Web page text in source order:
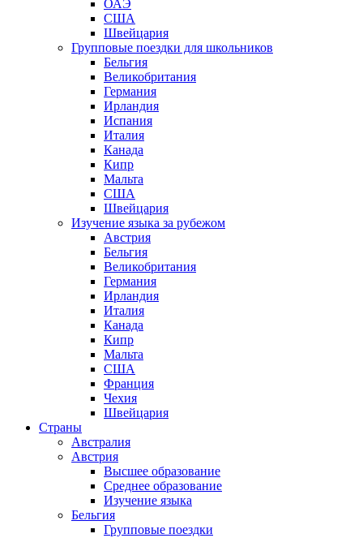
ОАЭ
США
Швейцария
Групповые поездки для школьников
Бельгия
Великобритания
Германия
Ирландия
Испания
Италия
Канада
Кипр
Мальта
США
Швейцария
Изучение языка за рубежом
Австрия
Бельгия
Великобритания
Германия
Ирландия
Италия
Канада
Кипр
Мальта
США
Франция
Чехия
Швейцария
Страны
Австралия
Австрия
Высшее образование
Среднее образование
Изучение языка
Бельгия
Групповые поездки